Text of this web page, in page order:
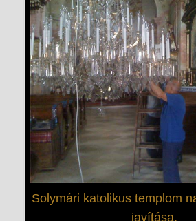
Solymári katolikus templom
javítása.